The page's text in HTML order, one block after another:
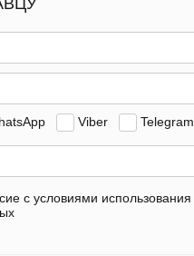
Viber Telegram
с условиями использования